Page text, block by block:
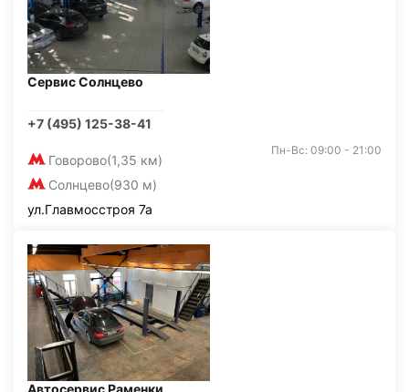
Сервис Солнцево
+7 (495) 125-38-41
Говорово(1,35 км)
Солнцево(930 м)
Пн-Вс: 09:00 - 21:00
ул.Главмосстроя 7а
Автосервис Раменки